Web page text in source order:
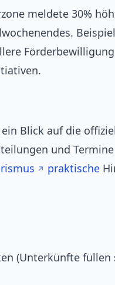
meldete 30%
Blick auf die
und Termine
praktische
(Unterkünfte füllen